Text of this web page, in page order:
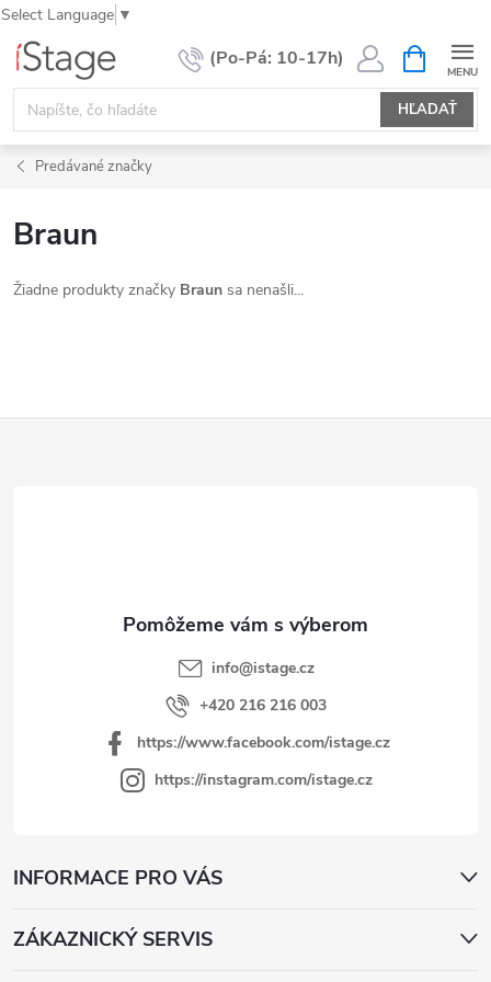
Select Language ▼
Prejsť
obsah
HĽADAŤ
KOŠÍK
Predávané značky
Braun
Žiadne produkty značky Braun sa nenašli...
info@istage.cz
+420 216 216 003
https://www.facebook.com/istage.cz
https://instagram.com/istage.cz
INFORMACE PRO VÁS
ZÁKAZNICKÝ SERVIS